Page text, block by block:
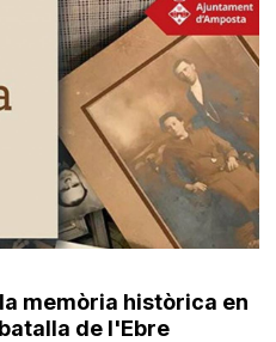
memòria històrica en
de l'Ebre